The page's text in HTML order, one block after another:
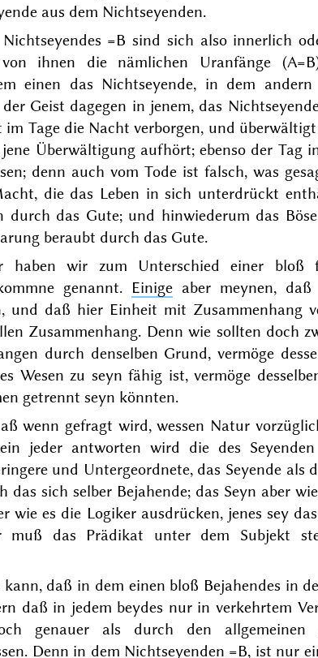
aus dem Nichtseyenden.
Nichtseyendes =B sind sich also innerlich
ihnen die nämlichen Uranfänge
einen das Nichtseyende, in dem
Geist dagegen in jenem, das
im Tage die Nacht verborgen, und
Überwältigung aufhört; ebenso der Tag
denn auch vom Tode ist falsch, was
die das Leben in sich unterdrückt
durch das Gute; und hinwiederum das
beraubt durch das Gute.
haben wir zum Unterschied einer bloß
genannt. Einigeaber meynen, daß
und daß hier Einheit mit Zusammenhang
Zusammenhang. Denn wie sollten doch
durch denselben Grund, vermöge
Wesen zu seyn fähig ist, vermöge
getrennt seyn könnten.
wenn gefragt wird, wessen Natur
ein jeder antworten wird die des
und Untergeordnete, das Seyende als
das sich selber Bejahende; das Seyn aber
wie es die Logiker ausdrücken, jenes sey
muß das Prädikat unter dem Subjekt
daß in dem einen bloß Bejahendes in
daß in jedem beydes nur in verkehrtem
genauerals durch den allgemeinen
Denn in dem Nichtseyenden =B, ist nur